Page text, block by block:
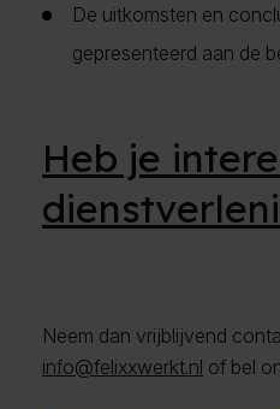
De uitkomsten en
gepresenteerd aan de
Heb je
Neem dan vrijblijvend
info@felixxwerkt.nl of bel